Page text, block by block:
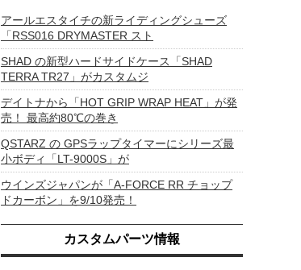
アールエスタイチの新ライディングシューズ
「RSS016 DRYMASTER スト
SHAD の新型ハードサイドケース「SHAD
TERRA TR27」がカスタムジ
デイトナから「HOT GRIP WRAP HEAT」が発
売！ 最高約80℃の巻き
QSTARZ の GPSラップタイマーにシリーズ最
小ボディ「LT-9000S」が
ウインズジャパンが「A-FORCE RR チョップ
ドカーボン」を9/10発売！
カスタムパーツ情報